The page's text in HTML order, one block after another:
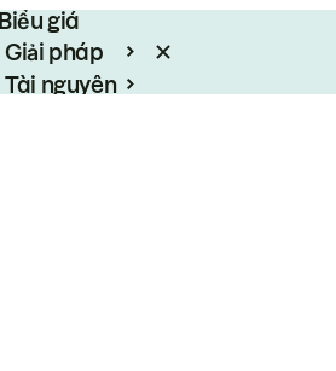
Biểu giá
Giải pháp
Tài nguyên